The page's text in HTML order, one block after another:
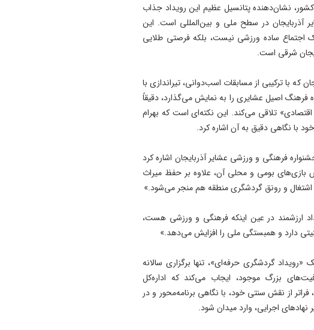
نشان‌دهنده پتانسیل عظیم این رویداد جذاب
آذربایجان در سطح ملی و بین‌المللی است. این
اجتماع ساده ورزشی نیست، بلکه فرصتی طلایی
شرقی است.
که با ترکیبی از مسابقات اسب‌دوانی، تیراندازی با
اصیل عشایری را به نمایش می‌گذارد، دقیقاً
تلاقی می‌کند. این نکته‌ای است که بهرام
با نگاهی دقیق به آن اشاره کرد.
فرهنگی و ورزشی عشایر آذربایجان اشاره کرد
بومی و محلی آن، علاوه بر حفظ میراث
و رونق گردشگری منطقه هم منجر می‌شود.»
ارزشمند در عین اینکه فرهنگی و ورزشی هست،
دارد و همبستگی ملی را افزایش می‌دهد.»
گردشگری حرفه‌ای»، تنها برگزاری سالانه
بزرگ موجود، ایجاب می‌کند که اداره‌کل
از نقش سنتی خود، با نگاهی برنامه‌محور و در
نهادهای اجرایی، وارد میدان شود.